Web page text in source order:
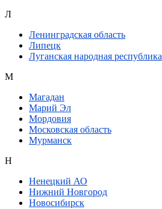
Л
Ленинградская область
Липецк
Луганская народная республика
М
Магадан
Марий Эл
Мордовия
Московская область
Мурманск
Н
Ненецкий АО
Нижний Новгород
Новосибирск